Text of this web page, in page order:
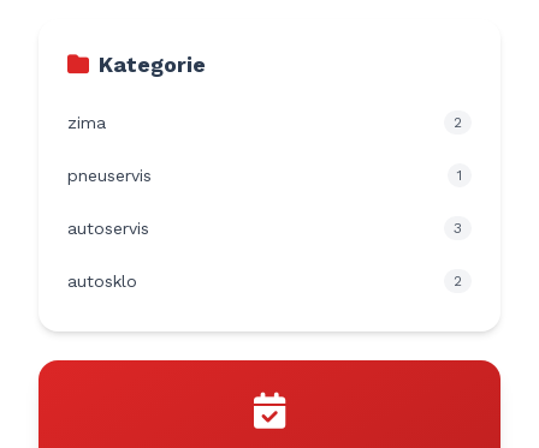
Kategorie
zima 2
pneuservis 1
autoservis 3
autosklo 2